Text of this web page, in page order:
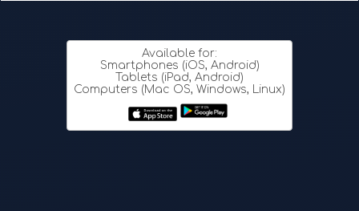
Available for:
Smartphones (iOS, Android)
Tablets (iPad, Android)
Computers (Mac OS, Windows, Linux)